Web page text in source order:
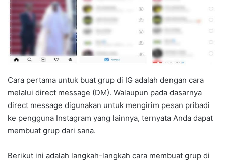
Cara pertama untuk buat grup di IG adalah dengan cara
melalui direct message (DM). Walaupun pada dasarnya
direct message digunakan untuk mengirim pesan pribadi
ke pengguna Instagram yang lainnya, ternyata Anda dapat
membuat grup dari sana.
Berikut ini adalah langkah-langkah cara membuat grup di